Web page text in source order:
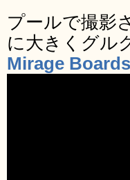
プールで撮影
に大きくグル
Mirage